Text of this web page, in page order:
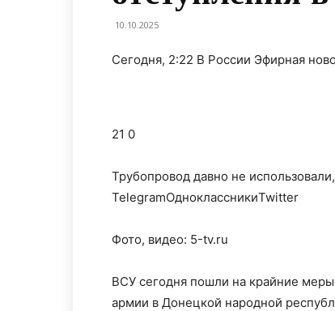
10.10.2025
Сегодня, 2:22 В России Эфирная
21 0
Трубопровод давно не
TelegramОдноклассникиTwitter
Фото, видео: 5-tv.ru
ВСУ сегодня пошли на крайние
армии в Донецкой народной